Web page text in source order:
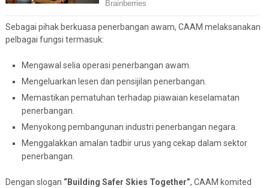
Sebagai pihak berkuasa penerbangan awam, CAAM melaksanakan
pelbagai fungsi termasuk:
Mengawal selia operasi penerbangan awam.
Mengeluarkan lesen dan pensijilan penerbangan.
Memastikan pematuhan terhadap piawaian keselamatan
penerbangan.
Menyokong pembangunan industri penerbangan negara.
Menggalakkan amalan tadbir urus yang cekap dalam sektor
penerbangan.
Dengan slogan “Building Safer Skies Together”, CAAM komited